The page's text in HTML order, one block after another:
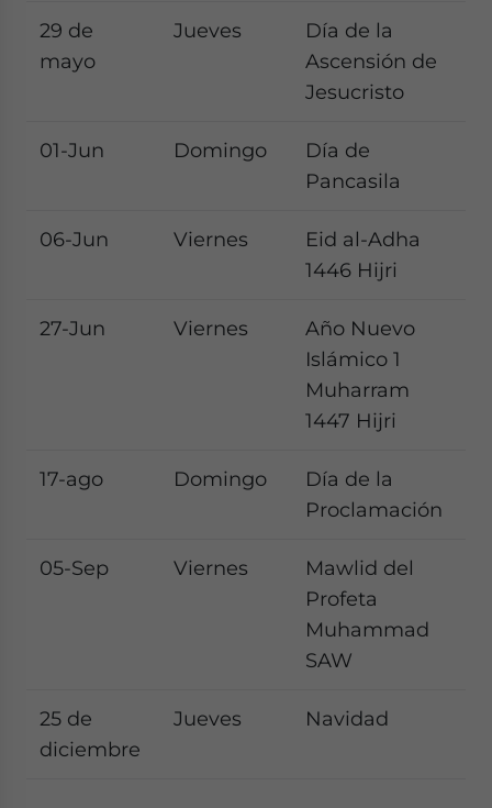
29 de
mayo
Jueves
Día de la
Ascensión de
Jesucristo
01-Jun Domingo
Día de
Pancasila
06-Jun Viernes
Eid al-Adha
1446 Hijri
27-Jun Viernes
Año Nuevo
Islámico 1
Muharram
1447 Hijri
17-ago Domingo
Día de la
Proclamación
05-Sep Viernes
Mawlid del
Profeta
Muhammad
SAW
25 de
diciembre
Jueves Navidad